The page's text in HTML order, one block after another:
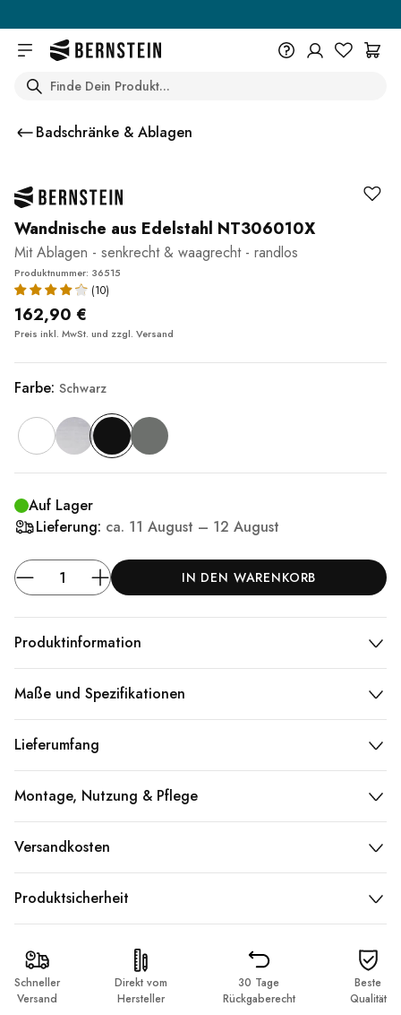
sind persönlich für Dich da.
Search
Badschränke & Ablagen
Wandnische aus Edelstahl NT306010X
Mit Ablagen - senkrecht & waagrecht - randlos
Produktnummer: 36515
(10)
162,90 €
Preis inkl. MwSt. und zzgl. Versand
Farbe: Schwarz
Auf Lager
Lieferung: ca. 11 August – 12 August
IN DEN WARENKORB
Produktinformation
Maße und Spezifikationen
Lieferumfang
Montage, Nutzung & Pflege
Versandkosten
Produktsicherheit
Schneller
Versand
Direkt vom
Hersteller
30 Tage
Rückgaberecht
Beste
Qualität